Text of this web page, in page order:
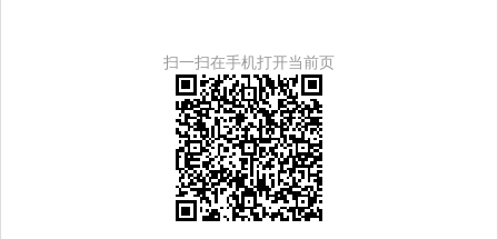
扫一扫在手机打开当前页